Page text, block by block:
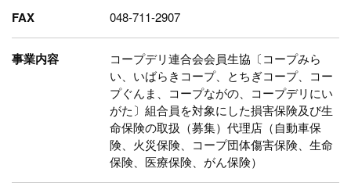
FAX 048-711-2907
事業内容
コープデリ連合会会員生協〔コープみら
い、いばらきコープ、とちぎコープ、コー
プぐんま、コープながの、コープデリにい
がた〕組合員を対象にした損害保険及び生
命保険の取扱（募集）代理店（自動車保
険、火災保険、コープ団体傷害保険、生命
保険、医療保険、がん保険）